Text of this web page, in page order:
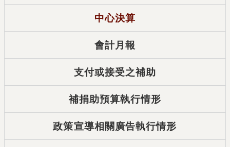
中心決算
會計月報
支付或接受之補助
補捐助預算執行情形
政策宣導相關廣告執行情形